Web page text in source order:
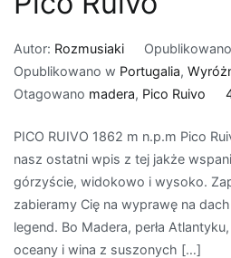
Autor: Rozmusiaki Opublikowano
Opublikowano w Portugalia,
Otagowano madera, Pico Ruivo
PICO RUIVO 1862 m n.p.m Pico
nasz ostatni wpis z tej jakże
górzyście, widokowo i wysoko.
zabieramy Cię na wyprawę na
legend. Bo Madera, perła
oceany i wina z suszonych […]